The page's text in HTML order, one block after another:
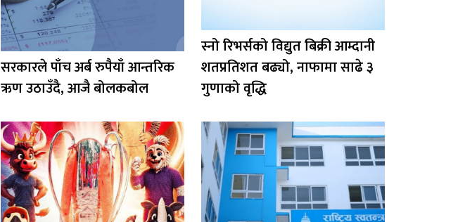
सरकारले पाँच अर्ब रुपैयाँ आन्तरिक
ऋण उठाउँदै, आजै बोलकबोल
स्नो रिभर्सको विद्युत बिक्री आम्दानी
शतप्रतिशत बढ्यो, नाफामा साढे ३
गुणाको वृद्धि